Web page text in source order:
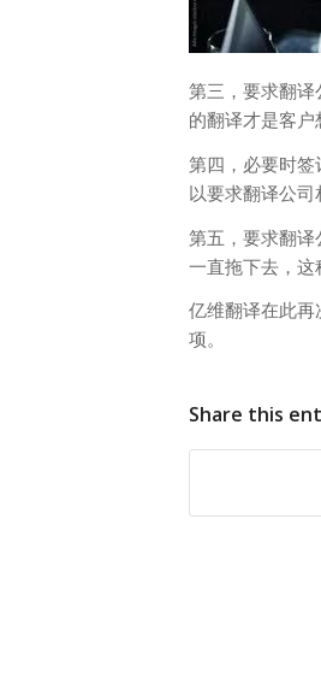
第三，要求翻
的翻译才是客户
第四，必要时
以要求翻译公司
第五，要求翻
一直拖下去，这
亿维翻译在此
项。
Share this